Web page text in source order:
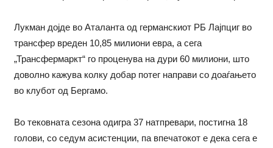
Лукман дојде во Аталанта од германскиот РБ Лајпциг во
трансфер вреден 10,85 милиони евра, а сега
„Трансфермаркт“ го проценува на дури 60 милиони, што
доволно кажува колку добар потег направи со доаѓањето
во клубот од Бергамо.
Во тековната сезона одигра 37 натпревари, постигна 18
голови, со седум асистенции, па впечатокот е дека сега е